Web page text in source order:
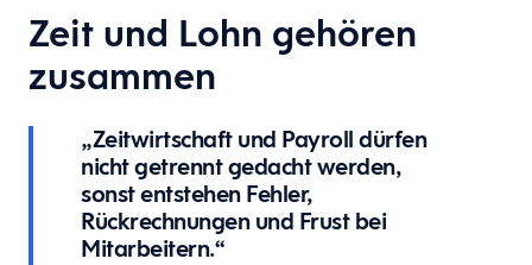
Zeit und Lohn gehören
zusammen
„Zeitwirtschaft und Payroll dürfen
nicht getrennt gedacht werden,
sonst entstehen Fehler,
Rückrechnungen und Frust bei
Mitarbeitern.“